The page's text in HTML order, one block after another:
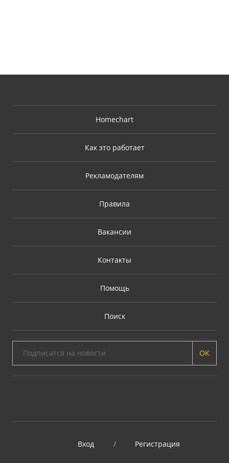
Homechart
Как это работает
Рекламодателям
Правила
Вакансии
Контакты
Помощь
Поиск
ОК
Вход / Регистрация